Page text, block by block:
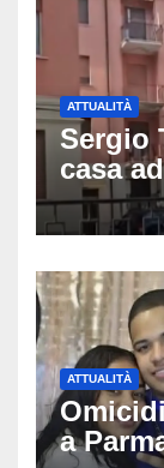
ATTUALITÀ
Sergio
casa
porta
ATTUALITÀ
a